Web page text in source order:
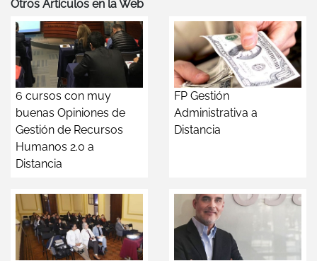
Otros Artículos en la Web
6 cursos con muy
buenas Opiniones de
Gestión de Recursos
Humanos 2.0 a
Distancia
FP Gestión
Administrativa a
Distancia